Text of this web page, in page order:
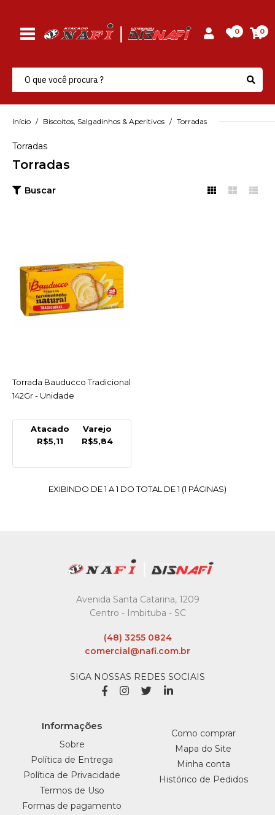
0 0
Início Biscoitos, Salgadinhos & Aperitivos Torradas
Torradas
Torradas
Buscar
ACESSAR
Torrada Bauducco Tradicional
142Gr - Unidade
Atacado
R$5,11
Varejo
R$5,84
EXIBINDO DE 1 A 1 DO TOTAL DE 1 (1 PÁGINAS)
Avenida Santa Catarina, 1209
Centro - Imbituba - SC
(48) 3255 0824
comercial@nafi.com.br
SIGA NOSSAS REDES SOCIAIS
Informações
Sobre
Política de Entrega
Política de Privacidade
Termos de Uso
Formas de pagamento
Como comprar
Mapa do Site
Minha conta
Histórico de Pedidos